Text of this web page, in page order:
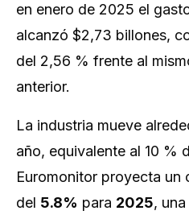
en enero de 2025 el
alcanzó $2,73 billones,
del 2,56 % frente al
anterior.
La industria mueve
año, equivalente al 10 %
Euromonitor proyecta un
del 5.8% para 2025,